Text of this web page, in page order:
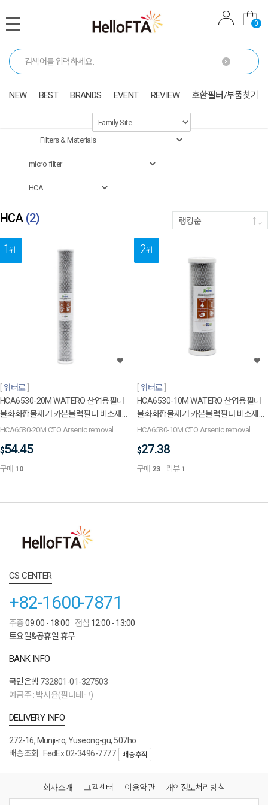
0
NEW BEST BRANDS EVENT REVIEW 호환필터/부품찾기
HCA (2) 랭킹순
1위
워터로
HCA6530-20M WATERO 산업용필터
불화화합물제거 카본블럭필터 비소제거
필터 500mm (20인치) 5um 은파우더
HCA6530-20M CTO Arsenic removal
500mm 5um
$54.45
구매 10
2위
워터로
HCA6530-10M WATERO 산업용필터
불화화합물제거 카본블럭필터 비소제거
필터 250mm (10인치) 5um 은파우더
HCA6530-10M CTO Arsenic removal
250mm 5um
$27.38
구매 23 리뷰 1
CS CENTER
+82-1600-7871
주중09:00 - 18:00 점심 12:00 - 13:00
토요일&공휴일 휴무
BANK INFO
국민은행 732801-01-327503
예금주 : 박서윤(필터테크)
DELIVERY INFO
272-16, Munji-ro, Yuseong-gu, 507ho
배송조회 : FedEx 02-3496-7777
배송추적
회사소개 고객센터 이용약관 개인정보처리방침